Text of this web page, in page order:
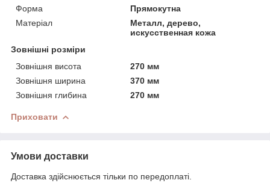
Форма
Прямокутна
Матеріал
Металл, дерево,
искусственная кожа
Зовнішні розміри
Зовнішня висота
270 мм
Зовнішня ширина
370 мм
Зовнішня глибина
270 мм
Приховати
Умови доставки
Доставка здійснюється тільки по передоплаті.